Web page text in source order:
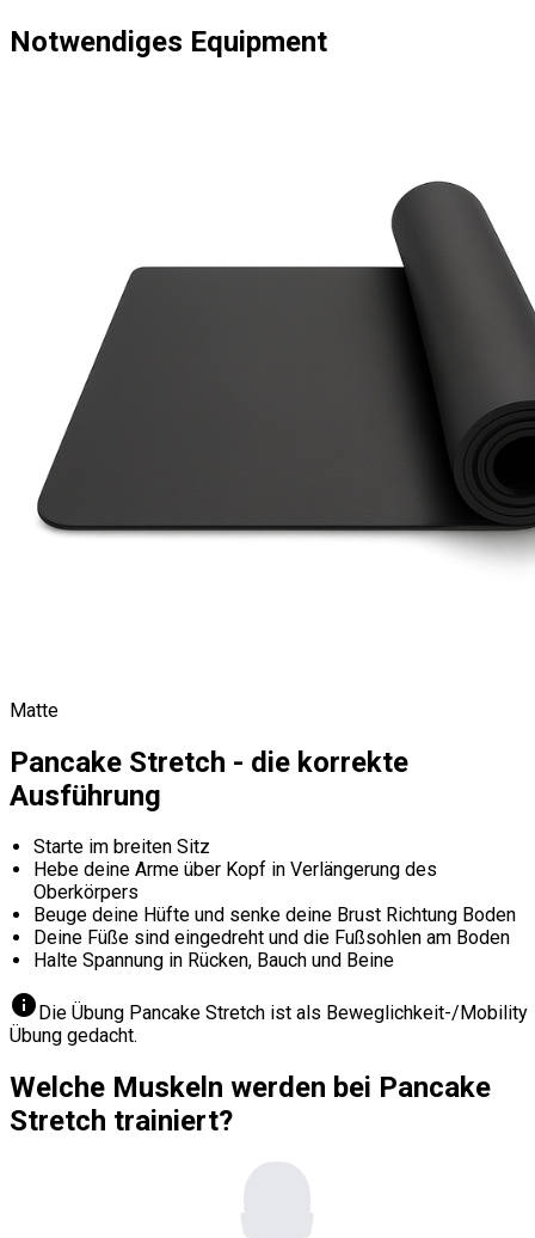
Notwendiges Equipment
Matte
Pancake Stretch - die korrekte
Ausführung
Starte im breiten Sitz
Hebe deine Arme über Kopf in Verlängerung des
Oberkörpers
Beuge deine Hüfte und senke deine Brust Richtung Boden
Deine Füße sind eingedreht und die Fußsohlen am Boden
Halte Spannung in Rücken, Bauch und Beine
info Die Übung Pancake Stretch ist als Beweglichkeit-/Mobility
Übung gedacht.
Welche Muskeln werden bei Pancake
Stretch trainiert?